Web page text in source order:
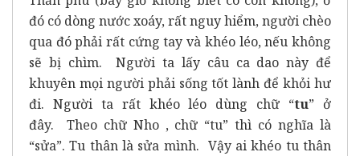
đó có dòng nước xoáy, rất nguy hiểm, người chèo
qua đó phải rất cứng tay và khéo léo, nếu không
sẽ bị chìm. Người ta lấy câu ca dao này để
khuyên mọi người phải sống tốt lành để khỏi hư
đi. Người ta rất khéo léo dùng chữ “tu” ở
đây. Theo chữ Nho , chữ “tu” thì có nghĩa là
“sửa”. Tu thân là sửa mình. Vậy ai khéo tu thân